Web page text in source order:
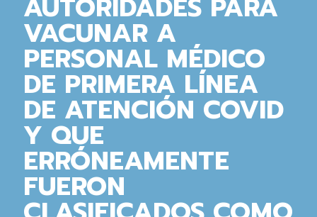
AUTORIDADES PARA
VACUNAR A
PERSONAL MÉDICO
DE PRIMERA LÍNEA
DE ATENCIÓN COVID
Y QUE
ERRÓNEAMENTE
FUERON